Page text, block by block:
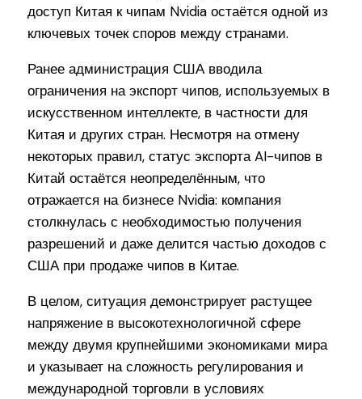
доступ Китая к чипам Nvidia остаётся одной из
ключевых точек споров между странами.
Ранее администрация США вводила
ограничения на экспорт чипов, используемых в
искусственном интеллекте, в частности для
Китая и других стран. Несмотря на отмену
некоторых правил, статус экспорта AI-чипов в
Китай остаётся неопределённым, что
отражается на бизнесе Nvidia: компания
столкнулась с необходимостью получения
разрешений и даже делится частью доходов с
США при продаже чипов в Китае.
В целом, ситуация демонстрирует растущее
напряжение в высокотехнологичной сфере
между двумя крупнейшими экономиками мира
и указывает на сложность регулирования и
международной торговли в условиях